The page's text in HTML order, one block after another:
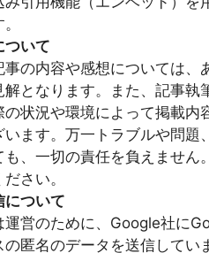
ついて
事の内容や感想については、
解となります。また、記事執
の状況や環境によって掲載内
います。万一トラブルや問題
も、一切の責任を負えません
さい。
について
運営のために、Google社に
匿名のデータを送信してい